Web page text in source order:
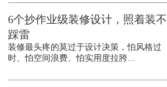
6个抄作业级装修设计，照着装不
踩雷
装修最头疼的莫过于设计决策，怕风格过
时、怕空间浪费、怕实用度拉胯...